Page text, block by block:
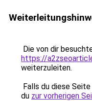
Die von dir
https://
weiterzuleiten.
Falls du diese
du zur vorherigen